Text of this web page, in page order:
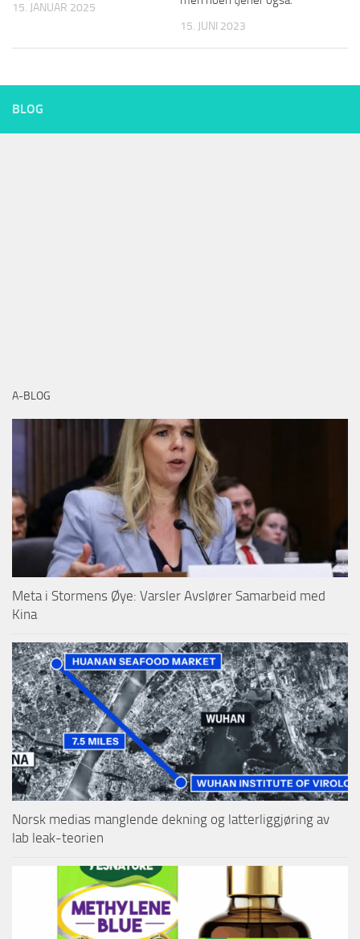
15. JANUAR 2025
15. JUNI 2023
BLOG
A-BLOG
Meta i Stormens Øye: Varsler Avslører Samarbeid med
Kina
Norsk medias manglende dekning og latterliggjøring av
lab leak-teorien